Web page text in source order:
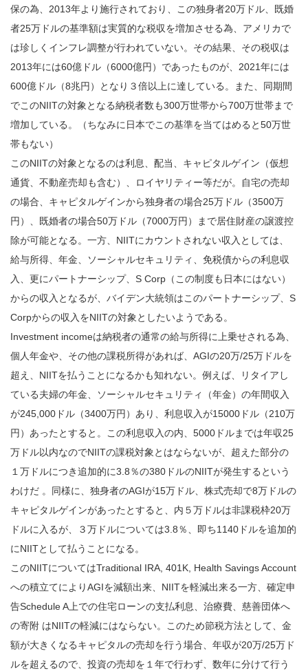
保の為、2013年より施行されており、この独身者20万ドル、既婚
者25万ドルの基準額は実質的な税収を増加させる為、アメリカで
は珍しくインフレ調整が行われていない。その結果、その税収は
2013年には60億ドル（6000億円）であったものが、2021年には
600億ドル（8兆円）となり３倍以上に達している。また、同期間
でこのNIITの対象となる納税者数も300万世帯から700万世帯まで
増加している。（ちなみに日本でこの基準を当てはめると50万世
帯もない）
このNIITの対象となるのは利息、配当、キャピタルゲイン（仮想
通貨、不動産売却も含む）、ロイヤリティー等だが。自宅の売却
の場合、キャピタルゲインから独身者の場合25万ドル（3500万
円）、既婚者の場合50万ドル（7000万円）まで居住財産の譲渡控
除が可能となる。一方、NIITにカウントされない収入としては、
給与所得、年金、ソーシャルセキュリティ、免税債からの利息収
入、更にパートナーシップ、S Corp（この制度も日本にはない）
からの収入となるが、バイデン大統領はこのパートナーシップ、S
Corpからの収入をNIITの対象としたいようである。
Investment incomeは納税者の通常の給与所得に上乗せされる為、
個人年金や、その他の課税所得があれば、AGIの20万/25万ドルを
超え、NIITを払うことになるかも知れない。例えば、リタイアし
ている夫婦の年金、ソーシャルセキュリティ（年金）の年間収入
が245,000ドル（3400万円）あり、利息収入が15000ドル（210万
円）あったとすると。この利息収入の内、5000ドルまでは年収25
万ドル以内なのでNIITの課税対象とはならないが、超えた部分の
１万ドルにつき追加的に3.8％の380ドルのNIITが発生するという
わけだ 。同様に、独身者のAGIが15万ドル、株式売却で8万ドルの
キャピタルゲインがあったとすると、内５万ドルは非課税枠20万
ドルに入るが、３万ドルについては3.8％、即ち1140ドルを追加的
にNIITとして払うことになる。
このNIITについてはTraditional IRA, 401K, Health Savings Account
への積立てによりAGIを減額出来、NIITを軽減出来る一方、確定申
告Schedule A上での住宅ローンの支払利息、治療費、慈善団体へ
の寄附 はNIITの軽減にはならない。このため節税方法として、金
額が大きくなるキャピタルの売却を行う場合、年収が20万/25万ド
ルを超えるので、投資の売却を１年で行わず、数年に分けて行う